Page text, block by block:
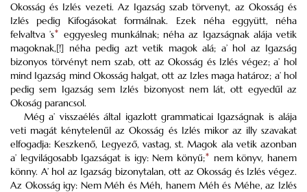
Okosság és Izlés vezeti. Az Igazság szab törvenyt, az Okosság és
Izlés pedig Kifogásokat formálnak. Ezek néha eggyütt, néha
felvaltva ’s*
eggyesleg munkálnak; néha az Igazságnak alája vetik
magoknak,[!] néha pedig azt vetik magok alá; a’ hol az Igazság
bizonyos törvényt nem szab, ott az Okosság és Izlés végez; a’ hol
mind Igazság mind Okosság halgat, ott az Izles maga határoz; a’ hol
pedig sem Igazság sem Izlés bizonyost nem lát, ott egyedűl az
Okoság parancsol.
Még a’ visszaélés által igazlott grammaticai Igazságnak is alája
veti magát kénytelenűl az Okosság és Izlés mikor az illy szavakat
elfogadja: Keszkenő, Legyező, vastag, st. Magok ala vetik azonban
a’ legvilágosabb Igazságat is igy: Nem könyű;*
nem könyv, hanem
könny. A’ hol az Igazság bizonytalan, ott az Okosság és Izlés végez.
Az Okosság igy: Nem Méh és Méh, hanem Méh és Méhe, az Izlés